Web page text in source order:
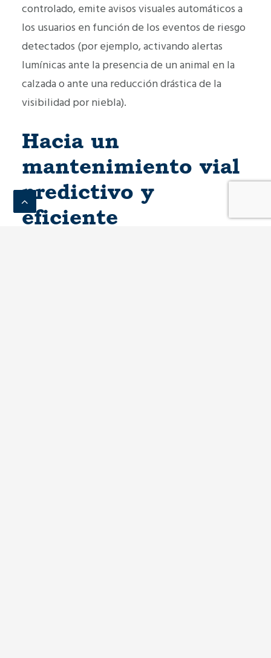
controlado, emite avisos visuales automáticos a
los usuarios en función de los eventos de riesgo
detectados (por ejemplo, activando alertas
lumínicas ante la presencia de un animal en la
calzada o ante una reducción drástica de la
visibilidad por niebla).
Hacia un
mantenimiento vial
predictivo y
eficiente